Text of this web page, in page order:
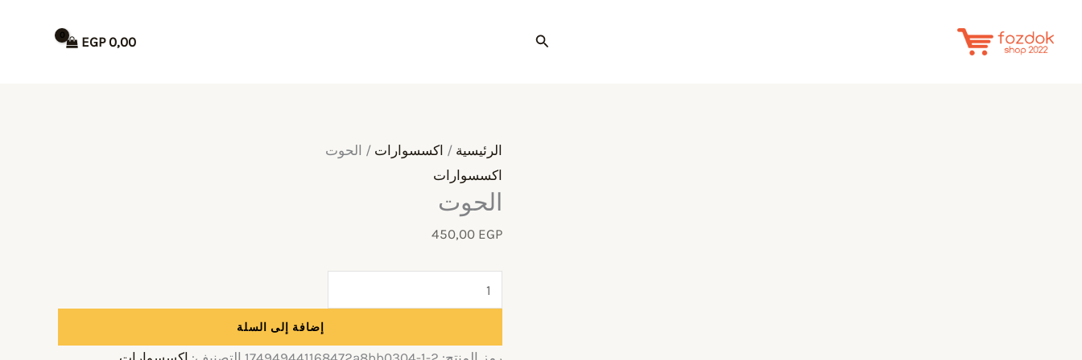
البحث 0,00
EGP
الرئيسية / اكسسوارات / الحوت
اكسسوارات
الحوت
450,00 EGP
إضافة إلى السلة